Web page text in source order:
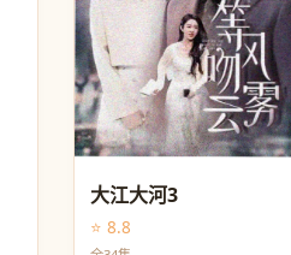
大江大河3
⭐ 8.8